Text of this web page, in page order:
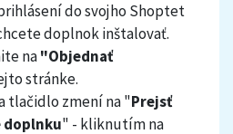
do svojho Shoptet
doplnok inštalovať.
na"Objednať
stránke.
tlačidlo zmení na "Prejsť
doplnku" - kliknutím na